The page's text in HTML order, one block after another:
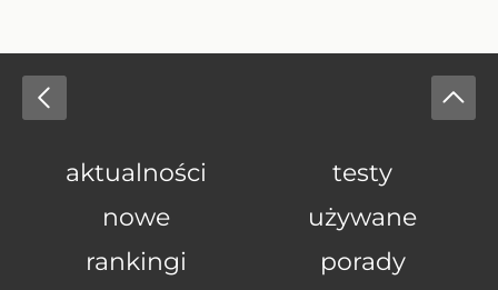
aktualności
testy
nowe
używane
rankingi
porady